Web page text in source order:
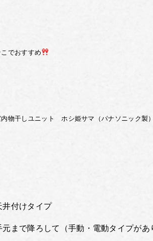
こでおすすめ
内物干しユニット ホシ姫サマ（パナソニック製
井付けタイプ
元まで降ろして（手動・電動タイプがあ